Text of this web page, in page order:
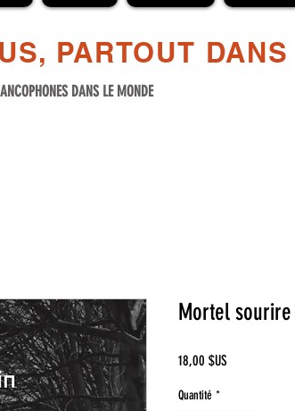
PARTOUT
DANS LE MONDE
Mortel
18,00 $US
Quantité *